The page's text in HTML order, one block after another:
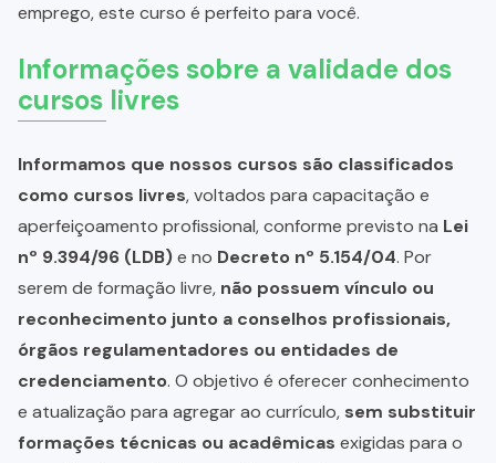
emprego, este curso é perfeito para você.
Informações sobre a validade dos
cursos livres
Informamos que nossos cursos são classificados
como cursos livres, voltados para capacitação e
aperfeiçoamento profissional, conforme previsto na Lei
nº 9.394/96 (LDB)e no Decreto nº 5.154/04. Por
serem de formação livre, não possuem vínculo ou
reconhecimento junto a conselhos profissionais,
órgãos regulamentadores ou entidades de
credenciamento. O objetivo é oferecer conhecimento
e atualização para agregar ao currículo, sem substituir
formações técnicas ou acadêmicas exigidas para o